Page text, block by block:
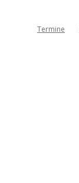
Termine